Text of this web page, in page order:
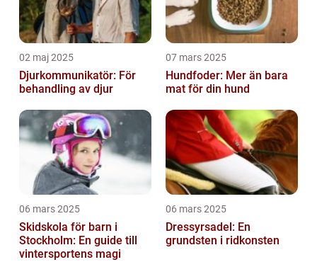
02 maj 2025
Djurkommunikatör: För
behandling av djur
07 mars 2025
Hundfoder: Mer än bara
mat för din hund
06 mars 2025
Skidskola för barn i
Stockholm: En guide till
vintersportens magi
06 mars 2025
Dressyrsadel: En
grundsten i ridkonsten